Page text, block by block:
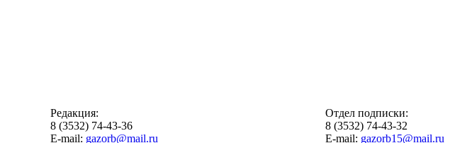
Редакция:
8 (3532) 74-43-36
E-mail: gazorb@mail.ru
Отдел подписки:
8 (3532) 74-43-32
E-mail: gazorb15@mail.ru